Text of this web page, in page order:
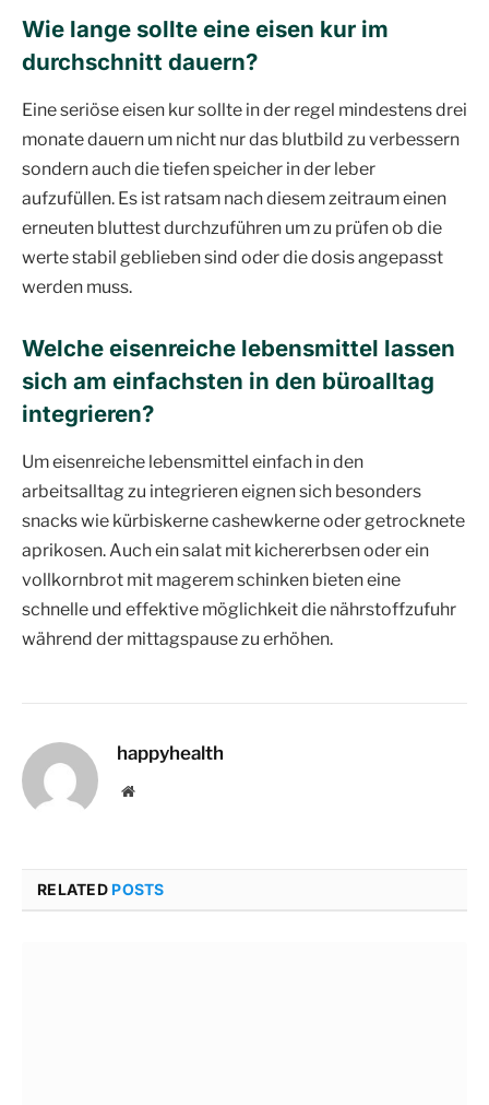
Wie lange sollte eine eisen kur im
durchschnitt dauern?
Eine seriöse eisen kur sollte in der regel mindestens drei
monate dauern um nicht nur das blutbild zu verbessern
sondern auch die tiefen speicher in der leber
aufzufüllen. Es ist ratsam nach diesem zeitraum einen
erneuten bluttest durchzuführen um zu prüfen ob die
werte stabil geblieben sind oder die dosis angepasst
werden muss.
Welche eisenreiche lebensmittel lassen
sich am einfachsten in den büroalltag
integrieren?
Um eisenreiche lebensmittel einfach in den
arbeitsalltag zu integrieren eignen sich besonders
snacks wie kürbiskerne cashewkerne oder getrocknete
aprikosen. Auch ein salat mit kichererbsen oder ein
vollkornbrot mit magerem schinken bieten eine
schnelle und effektive möglichkeit die nährstoffzufuhr
während der mittagspause zu erhöhen.
happyhealth
Website
RELATED POSTS